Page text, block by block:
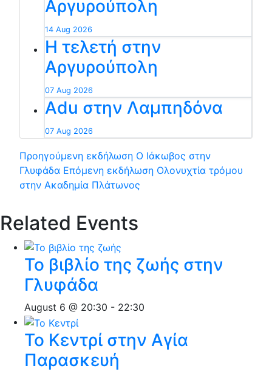
Αργυρούπολη
14 Aug 2026
Η τελετή στην
Αργυρούπολη
07 Aug 2026
Adu στην Λαμπηδόνα
07 Aug 2026
Προηγούμενη εκδήλωση Ο Ιάκωβος στην
Γλυφάδα Επόμενη εκδήλωση Ολονυχτία τρόμου
στην Ακαδημία Πλάτωνος
Related Events
Το βιβλίο της ζωής στην
Γλυφάδα
August 6 @ 20:30 - 22:30
Το Κεντρί στην Αγία
Παρασκευή